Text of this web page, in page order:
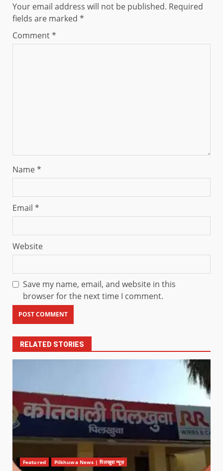
Your email address will not be published. Required
fields are marked *
Comment*
Name*
Email *
Website
Save my name, email, and website in this
browser for the next time I comment.
RELATED STORIES
Featured Pilkhuwa News | पिलखुवा न्यूज़